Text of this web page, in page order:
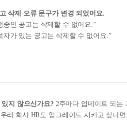
삭제 오류 문구가 변경 되었어요.
중인 공고는 삭제할 수 없어요.”
자가 있는 공고는 삭제할 수 없어요.”
지 않으신가요? 2주마다 업데이트 되는
리 회사 HR도 업그레이드 시키고 싶다